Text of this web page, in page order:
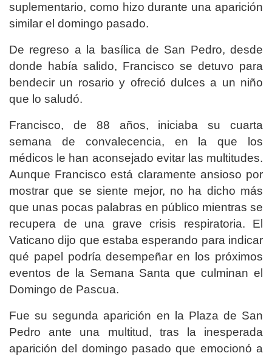
suplementario, como hizo durante una aparición
similar el domingo pasado.
De regreso a la basílica de San Pedro, desde
donde había salido, Francisco se detuvo para
bendecir un rosario y ofreció dulces a un niño
que lo saludó.
Francisco, de 88 años, iniciaba su cuarta
semana de convalecencia, en la que los
médicos le han aconsejado evitar las multitudes.
Aunque Francisco está claramente ansioso por
mostrar que se siente mejor, no ha dicho más
que unas pocas palabras en público mientras se
recupera de una grave crisis respiratoria. El
Vaticano dijo que estaba esperando para indicar
qué papel podría desempeñar en los próximos
eventos de la Semana Santa que culminan el
Domingo de Pascua.
Fue su segunda aparición en la Plaza de San
Pedro ante una multitud, tras la inesperada
aparición del domingo pasado que emocionó a